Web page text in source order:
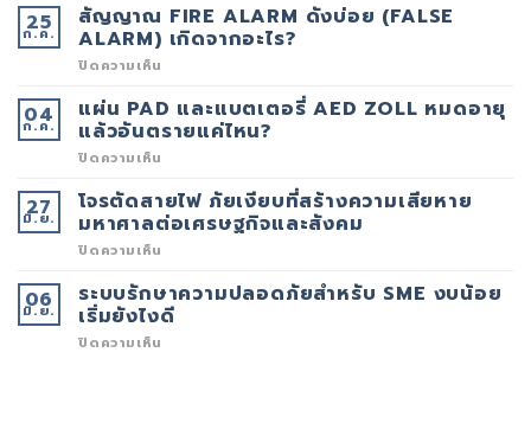
ว่า
ระบบ
CCTV
อัป
เกรด
เพื่อ
ปลอดภัย
ใน
ยุค
25
ก.ค.
สัญญาณ FIRE ALARM ดังบ่อย (FALSE
ALARM) เกิดจากอะไร?
ปิดความเห็น
ALARM
ดัง
บ่อย
จาก
อะไร?
04
ก.ค.
แผ่น PAD และแบตเตอรี่ AED ZOLL หมดอายุ
แล้วอันตรายแค่ไหน?
ปิดความเห็น
และ
แบตเตอรี่
AED
แล้ว
อันตราย
แค่
27
มิ.ย.
โจรตัดสายไฟ ภัยเงียบที่สร้างความเสียหาย
มหาศาลต่อเศรษฐกิจและสังคม
ปิดความเห็น
สาย
ไฟ
ภัย
06
มิ.ย.
ระบบรักษาความปลอดภัยสำหรับ SME งบน้อย
เริ่มยังไงดี
ปิดความเห็น